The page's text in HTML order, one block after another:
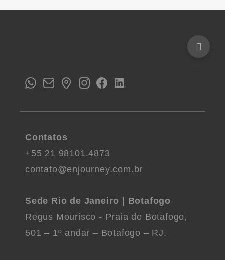
Contatos
+55 21 98101.4873
contato@enjourney.com.br
Sede Rio de Janeiro | Botafogo
Regus Mourisco - Praia de Botafogo,
501 – 1º andar – Botafogo – RJ.